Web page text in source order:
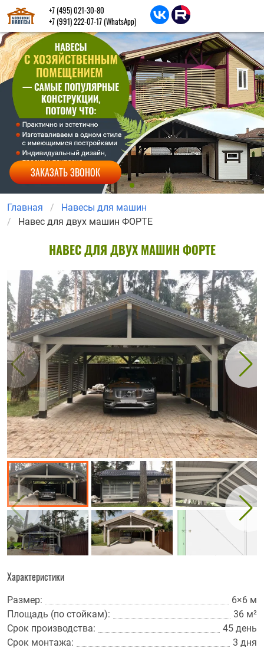
ЗАКАЗАТЬ ЗВОНОК
+7 (495) 021-30-80
+7 (991) 222-07-17 (WhatsApp)
Главная
Навесы для машин
Навес для двух машин ФОРТЕ
НАВЕС ДЛЯ ДВУХ МАШИН ФОРТЕ
Характеристики
Размер:
6×6 м
Площадь (по стойкам):
36 м²
Срок производства:
45 день
Срок монтажа:
3 дня